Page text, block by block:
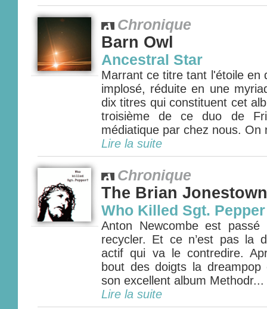
Chronique
Barn Owl
Ancestral Star
Marrant ce titre tant l'étoile en
implosé, réduite en une
dix titres qui constituent cet
troisième de ce duo de
médiatique par chez nous. On
Lire la suite
Chronique
The Brian
Who Killed Sgt.
Anton Newcombe est passé
recycler. Et ce n’est pas la
actif qui va le contredire.
bout des doigts la
son excellent album Methodr...
Lire la suite